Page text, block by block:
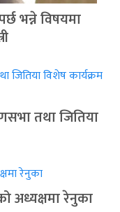
भन्ने विषयमा
तथा जितिया
अध्यक्षमा रेनुका